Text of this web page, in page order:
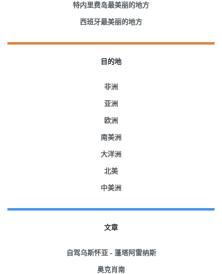
特内里费岛最美丽的地方
西班牙最美丽的地方
目的地
非洲
亚洲
欧洲
南美洲
大洋洲
北美
中美洲
文章
自驾乌斯怀亚 - 蓬塔阿雷纳斯
奥克肖南